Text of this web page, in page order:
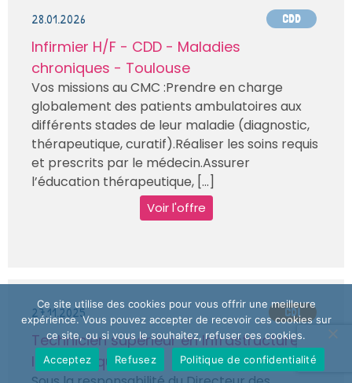
28.01.2026 CDD
Infirmier H/F - CDD - Maladies
chroniques - Toulouse
Vos missions au CMC :Prendre en charge
globalement des patients ambulatoires aux
différents stades de leur maladie (diagnostic,
thérapeutique, curatif).Réaliser les soins requis
et prescrits par le médecin.Assurer
l’éducation thérapeutique, [...]
Voir l'offre
27.11.2025 CDI
Technicien supérieur en Infrastructure
Informatique H/F
Ce site utilise des cookies pour vous offrir une meilleure
expérience. Vous pouvez accepter de recevoir ces cookies sur
ce site, ou si vous le souhaitez, refuser ces cookies.
Acceptez
Refusez Politique de confidentialité